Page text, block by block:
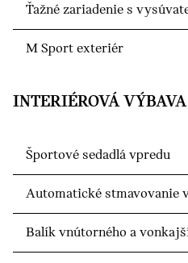
Ťažné zariadenie s
M Sport exteriér
INTERIÉROVÁ VÝBAVA
Športové sedadlá vpredu
Automatické stmavovanie
Balík vnútorného a